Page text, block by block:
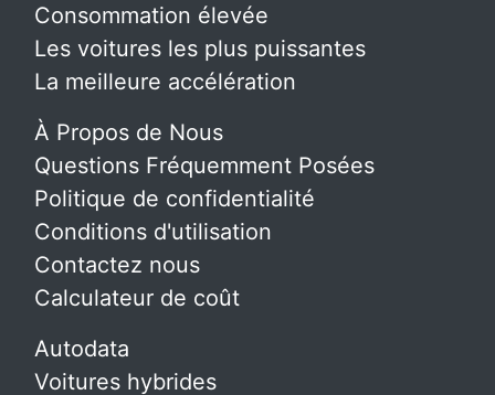
Consommation élevée
Les voitures les plus puissantes
La meilleure accélération
À Propos de Nous
Questions Fréquemment Posées
Politique de confidentialité
Conditions d'utilisation
Contactez nous
Calculateur de coût
Autodata
Voitures hybrides